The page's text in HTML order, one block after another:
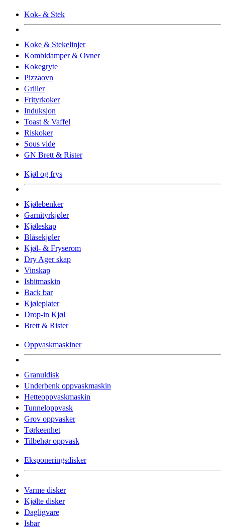
Kok- & Stek
Koke & Stekelinjer
Kombidamper & Ovner
Kokegryte
Pizzaovn
Griller
Frityrkoker
Induksjon
Toast & Vaffel
Riskoker
Sous vide
GN Brett & Rister
Kjøl og frys
Kjølebenker
Garnityrkjøler
Kjøleskap
Blåsekjøler
Kjøl- & Fryserom
Dry Ager skap
Vinskap
Isbitmaskin
Back bar
Kjøleplater
Drop-in Kjøl
Brett & Rister
Oppvaskmaskiner
Granuldisk
Underbenk oppvaskmaskin
Hetteoppvaskmaskin
Tunneloppvask
Grov oppvasker
Tørkeenhet
Tilbehør oppvask
Eksponeringsdisker
Varme disker
Kjølte disker
Dagligvare
Isbar